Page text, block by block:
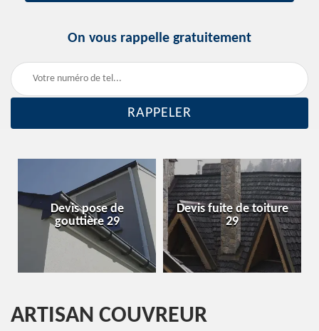
On vous rappelle gratuitement
de
Devis fuite de toiture
Entreprise de
29
ARTISAN COUVREUR